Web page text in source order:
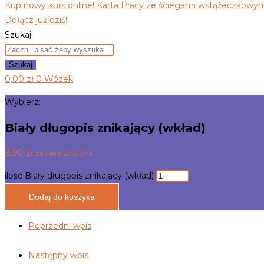
Kup nowy kurs online! Karta Pracy ze ściegami
Dołącz już dziś!
Szukaj
Szukaj
0,00 zł 0 Wózek
Wybierz:
Biały długopis znikający (wkład)
8,90 zł zawiera 23% VAT
ilość Biały długopis znikający (wkład)
Dodaj do koszyka
Poprzedni wpis
Następny wpis